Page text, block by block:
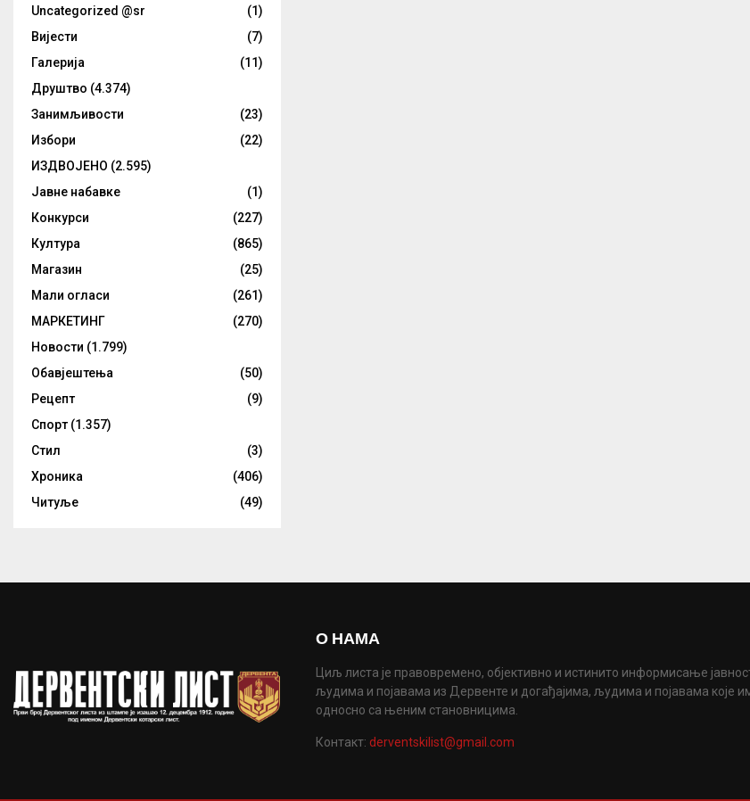
Uncategorized @sr
(1)
Вијести
(7)
Галерија
(11)
Друштво (4.374)
Занимљивости
(23)
Избори
(22)
ИЗДВОЈЕНО (2.595)
Јавне набавке
(1)
Конкурси
(227)
Култура
(865)
Магазин
(25)
Мали огласи
(261)
МАРКЕТИНГ
(270)
Новости (1.799)
Обавјештења
(50)
Рецепт
(9)
Спорт (1.357)
Стил
(3)
Хроника
(406)
Читуље
(49)
О НАМА
Циљ листа је правовремено, објективно и истинито информисање
људима и појавама из Дервенте и догађајима, људима и појавама које
односно са њеним становницима.
Контакт: derventskilist@gmail.com